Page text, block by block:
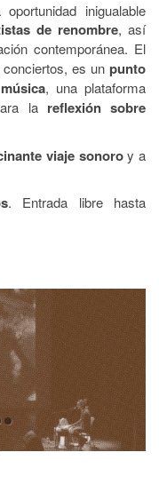
inigualable
de renombre, así
contemporánea. El
es un punto
, una plataforma
la reflexión sobre
viaje sonoroy a
. Entrada libre hasta